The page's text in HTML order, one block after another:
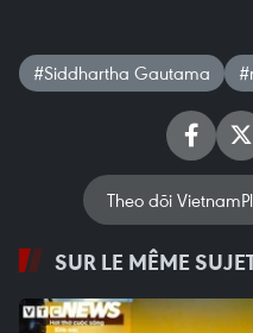
#Siddhartha Gautama
Theo dõi
SUR LE MÊME